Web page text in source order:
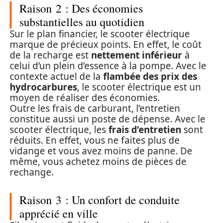
Raison 2 : Des économies
substantielles au quotidien
Sur le plan financier, le scooter électrique
marque de précieux points. En effet, le coût
de la recharge est nettement inférieur à
celui d’un plein d’essence à la pompe. Avec le
contexte actuel de la flambée des prix des
hydrocarbures, le scooter électrique est un
moyen de réaliser des économies.
Outre les frais de carburant, l’entretien
constitue aussi un poste de dépense. Avec le
scooter électrique, lesfrais d’entretien sont
réduits. En effet, vous ne faites plus de
vidange et vous avez moins de panne. De
même, vous achetez moins de pièces de
rechange.
Raison 3 : Un confort de conduite
apprécié en ville